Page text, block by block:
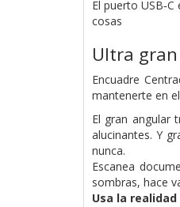
El puerto
cosas
Ultra
Encuadre
mantenerte en
El gran angular
alucinantes. Y
nunca.
Escanea
sombras, hace
Usa la